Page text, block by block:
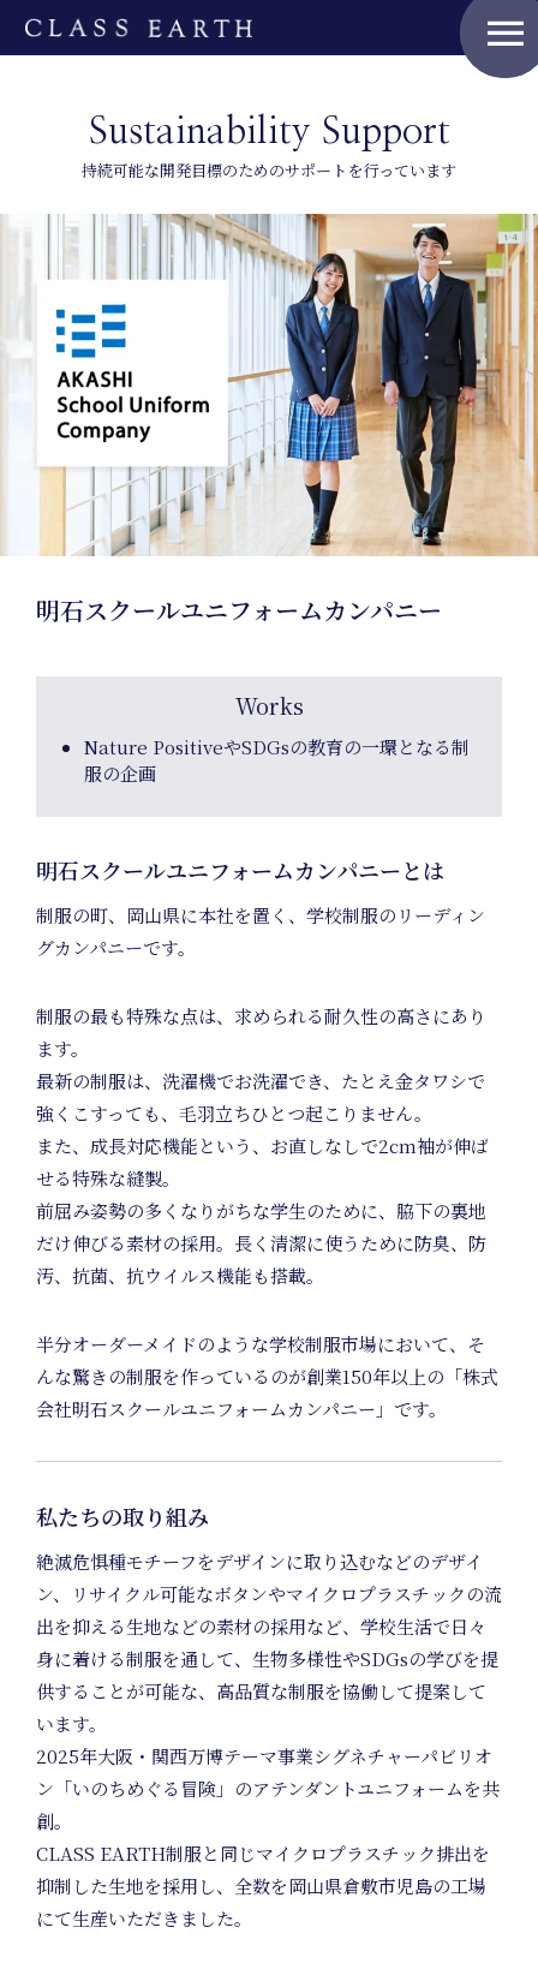
menu
Home
Nature
Positive
Members
Uniform
Project
Art Project
Product
Planning
News
Sustainability Support
持続可能な開発目標のためのサポートを行っています
明石スクールユニフォームカンパニー
Works
Nature PositiveやSDGsの教育の一環となる制
服の企画
明石スクールユニフォームカンパニーとは
制服の町、岡山県に本社を置く、学校制服のリーディン
グカンパニーです。
制服の最も特殊な点は、求められる耐久性の高さにあり
ます。
最新の制服は、洗濯機でお洗濯でき、たとえ金タワシで
強くこすっても、毛羽立ちひとつ起こりません。
また、成長対応機能という、お直しなしで2cm袖が伸ば
せる特殊な縫製。
前屈み姿勢の多くなりがちな学生のために、脇下の裏地
だけ伸びる素材の採用。長く清潔に使うために防臭、防
汚、抗菌、抗ウイルス機能も搭載。
半分オーダーメイドのような学校制服市場において、そ
んな驚きの制服を作っているのが創業150年以上の「株式
会社明石スクールユニフォームカンパニー」です。
私たちの取り組み
絶滅危惧種モチーフをデザインに取り込むなどのデザイ
ン、リサイクル可能なボタンやマイクロプラスチックの流
出を抑える生地などの素材の採用など、学校生活で日々
身に着ける制服を通して、生物多様性やSDGsの学びを提
供することが可能な、高品質な制服を協働して提案して
います。
2025年大阪・関西万博テーマ事業シグネチャーパビリオ
ン「いのちめぐる冒険」のアテンダントユニフォームを共
創。
CLASS EARTH制服と同じマイクロプラスチック排出を
抑制した生地を採用し、全数を岡山県倉敷市児島の工場
にて生産いただきました。